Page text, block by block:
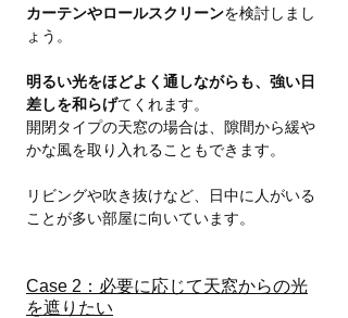
カーテンやロールスクリーンを検討しまし
ょう。
明るい光をほどよく通しながらも、強い日
差しを和らげてくれます。
開閉タイプの天窓の場合は、隙間から緩や
かな風を取り入れることもできます。
リビングや吹き抜けなど、日中に人がいる
ことが多い部屋に向いています。
Case 2：必要に応じて天窓からの光
を遮りたい